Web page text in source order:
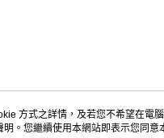
方式之詳情，及若您不希望在電
明。您繼續使用本網站即表示您同